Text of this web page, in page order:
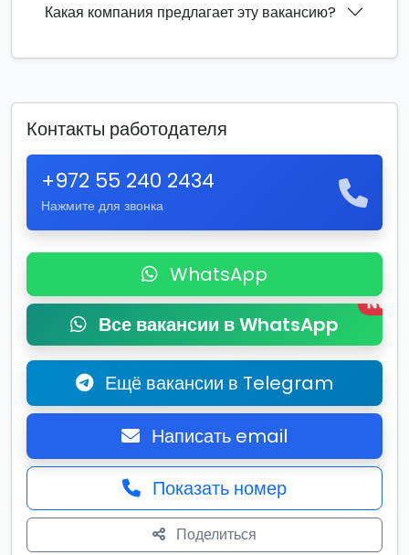
Какая компания предлагает эту вакансию?
Контакты работодателя
+972 55 240 2434
Нажмите для звонка
WhatsApp
Все вакансии в WhatsApp
New
Ещё вакансии в Telegram
Написать email
Показать номер
Поделиться